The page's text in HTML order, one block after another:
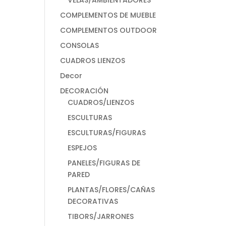
COMPLEMENTOS DE MUEBLE
COMPLEMENTOS OUTDOOR
CONSOLAS
CUADROS LIENZOS
Decor
DECORACIÓN
CUADROS/LIENZOS
ESCULTURAS
ESCULTURAS/FIGURAS
ESPEJOS
PANELES/FIGURAS DE
PARED
PLANTAS/FLORES/CAÑAS
DECORATIVAS
TIBORS/JARRONES